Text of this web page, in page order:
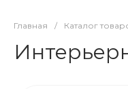
Главная / Каталог